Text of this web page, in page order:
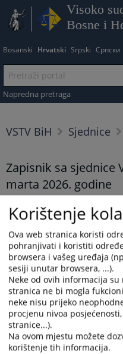
Visoko
Bosne i
Bosanski Hrvatski Srpski Српски
Napredna pretraga
VSTV BiH Sjednice
Zapisnik sa sjednice
marta 2026. godine
Zapisnik sa sjednice VSTV-a
godine
Prikazana vijest je na :
159
Korištenje
Ova web stranica koristi
pohranjivati i koristiti
browsera i vašeg uređaja
sesiji unutar browsera, ...).
Neke od ovih informacija
stranica ne bi mogla
neke nisu prijeko
procjenu nivoa
stranice...).
Na ovom mjestu možete
korištenje tih informacija.